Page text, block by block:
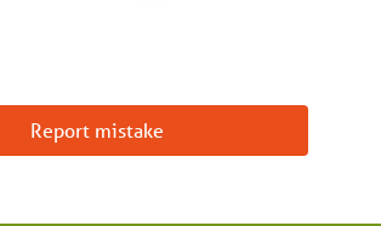
Report mistake